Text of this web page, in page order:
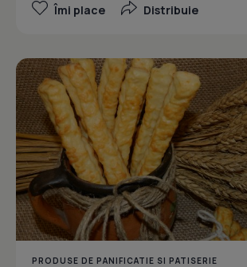
Îmi place Distribuie
PRODUSE DE PANIFICATIE SI PATISERIE